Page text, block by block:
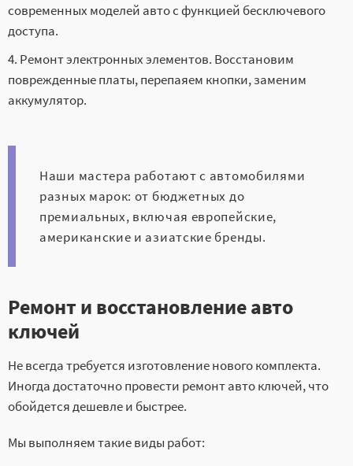
современных моделей авто с функцией бесключевого
доступа.
Ремонт электронных элементов. Восстановим
поврежденные платы, перепаяем кнопки, заменим
аккумулятор.
Наши мастера работают с автомобилями
разных марок: от бюджетных до
премиальных, включая европейские,
американские и азиатские бренды.
Ремонт и восстановление авто
ключей
Не всегда требуется изготовление нового комплекта.
Иногда достаточно провести ремонт авто ключей, что
обойдется дешевле и быстрее.
Мы выполняем такие виды работ: